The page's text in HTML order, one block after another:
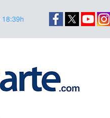
18:39h